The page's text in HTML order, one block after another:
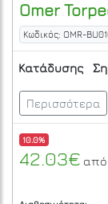
Omer
Κωδικός: OMR-
Κατάδυσης
Περισσότερα
10.0%
42.03€ από